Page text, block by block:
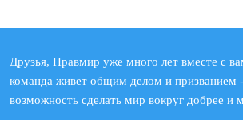
Друзья, Правмир уже много лет вместе с
команда живет общим делом и призванием
возможность сделать мир вокруг добрее и